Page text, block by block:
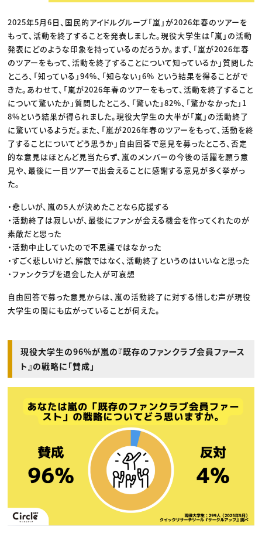
2025年5月6日、国民的アイドルグループ「嵐」が2026年春のツアーを
もって、活動を終了することを発表しました。現役大学生は「嵐」の活動
発表にどのような印象を持っているのだろうか。まず、「嵐が2026年春
のツアーをもって、活動を終了することについて知っているか」質問した
ところ、「知っている」94%、「知らない」6% という結果を得ることがで
きた。あわせて、「嵐が2026年春のツアーをもって、活動を終了すること
について驚いたか」質問したところ、「驚いた」82%、「驚かなかった」1
8%という結果が得られました。現役大学生の大半が「嵐」の活動終了
に驚いているようだ。また、「嵐が2026年春のツアーをもって、活動を終
了することについてどう思うか」自由回答で意見を募ったところ、否定
的な意見はほとんど見当たらず、嵐のメンバーの今後の活躍を願う意
見や、最後に一目ツアーで出会えることに感謝する意見が多く挙がっ
た。
・悲しいが、嵐の5人が決めたことなら応援する
・活動終了は寂しいが、最後にファンが会える機会を作ってくれたのが
素敵だと思った
・活動中止していたので不思議ではなかった
・すごく悲しいけど、解散ではなく、活動終了というのはいいなと思った
・ファンクラブを退会した人が可哀想
自由回答で募った意見からは、嵐の活動終了に対する惜しむ声が現役
大学生の間にも広がっていることが伺えた。
現役大学生の96%が嵐の『既存のファンクラブ会員ファース
ト』の戦略に「賛成」